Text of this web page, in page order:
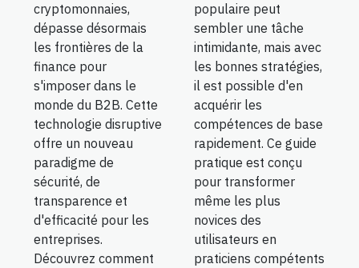
cryptomonnaies,
dépasse désormais
les frontières de la
finance pour
s'imposer dans le
monde du B2B. Cette
technologie disruptive
offre un nouveau
paradigme de
sécurité, de
transparence et
d'efficacité pour les
entreprises.
Découvrez comment
populaire peut
sembler une tâche
intimidante, mais avec
les bonnes stratégies,
il est possible d'en
acquérir les
compétences de base
rapidement. Ce guide
pratique est conçu
pour transformer
même les plus
novices des
utilisateurs en
praticiens compétents